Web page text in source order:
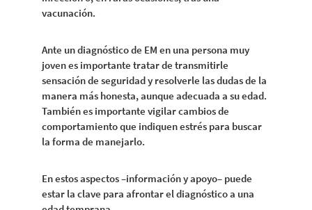
vacunación.
Ante un diagnóstico de EM en una persona muy
joven es importante tratar de transmitirle
sensación de seguridad y resolverle las dudas de la
manera más honesta, aunque adecuada a su edad.
También es importante vigilar cambios de
comportamiento que indiquen estrés para buscar
la forma de manejarlo.
En estos aspectos –información y apoyo– puede
estar la clave para afrontar el diagnóstico a una